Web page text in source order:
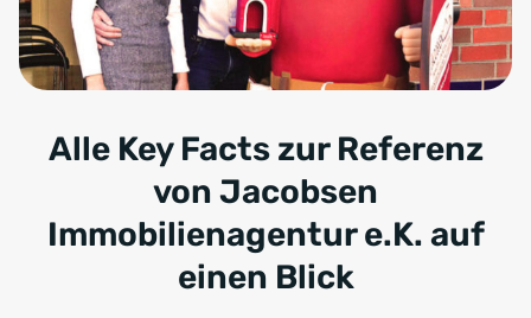
Alle Key Facts zur Referenz
von Jacobsen
Immobilienagentur e.K. auf
einen Blick